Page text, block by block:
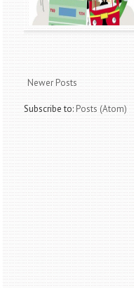
Newer Posts
Subscribe to: Posts (Atom)